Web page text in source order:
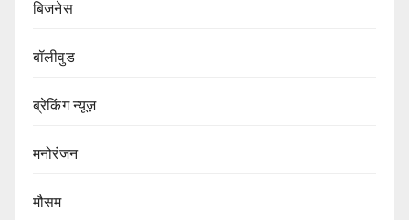
बिजनेस
बॉलीवुड
ब्रेकिंग न्यूज़
मनोरंजन
मौसम